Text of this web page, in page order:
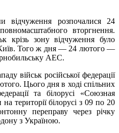
відчуження розпочалися 24
вторгнення.
крізь зону відчуження було
Того ж дня — 24 лютого —
АЕС.
військ російської федерації
Цього дня в ході спільних
та білорусі «Союзная
території білорусі з 09 по 20
переправу через річку
з Україною.